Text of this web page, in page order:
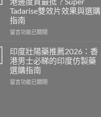
略：
印
度
版
售
價
比
較、
正
印
度
版
價
2026：
香
港
哪
裡
Tadarise雙效片效果與選購
指南
在
效
犀
利
士
價
留言功能已關閉
印度壯陽藥推薦2026：香
港男士必睇的印度仿製藥
選購指南
在
留言功能已關閉